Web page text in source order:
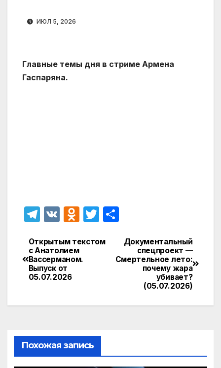
ИЮЛ 5, 2026
Главные темы дня в стриме Армена
Гаспаряна.
T
e
gr
a
V
O
n
o
s
ni
ki
T
itt
п
р
и
Навигация
по
Документальный
спецпроект —
Смертельное лето:
почему жара
убивает?
(05.07.2026)
Открытым текстом
с Анатолием
Вассерманом.
Выпуск от
05.07.2026
Похожая запись